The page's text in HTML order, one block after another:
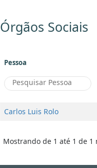
Órgãos Sociais
Pessoa
Carlos Luis Rolo
Mostrando de 1 até 1 de 1